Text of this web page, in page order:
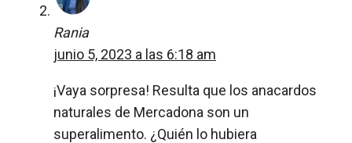
Rania
junio 5, 2023 a las 6:18 am
¡Vaya sorpresa! Resulta que los anacardos
naturales de Mercadona son un
superalimento. ¿Quién lo hubiera